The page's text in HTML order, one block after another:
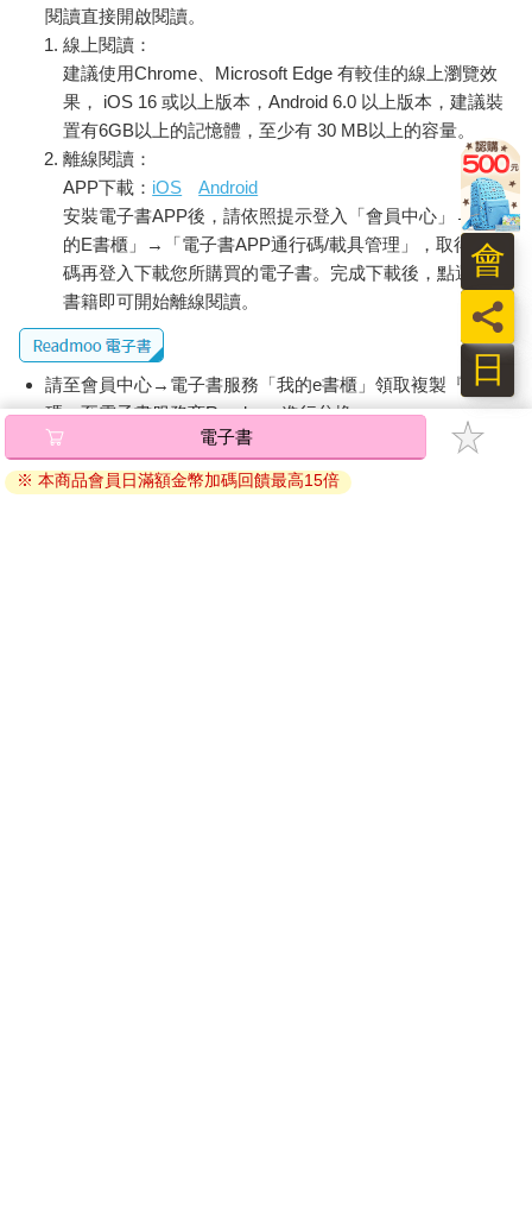
奇普．希思與丹．希思（Chip and Dan Heath）在他們精彩的著
作《改變，好容易》（Switch）中，以騎士與大象來比喻人類的
決策過程。騎士代表負責分析、資料導向與理性思考的大腦皮質
層；大象則象徵情感大腦（邊緣系統 *）。雖然騎士在大象背上，
能引導牠往期待的方向前進，但這種控制只能維持一段時間。實
際上，你無法逃避情緒的影響。
醫學博士塔拉．史瓦特（Tara Swart）指出，所有思緒在進入皮質
層進行理性分析前，都會先經過邊緣系統，並在其中受到情緒渲
染。兩者無法完全分離。由於大象擁有巨大的力量與體型，一旦
牠想奪回掌控權，騎士往往只能任其擺布。在競技運動業擁有數
十年經驗的心理學專家約翰．蘇利文（John Sullivan）博士，對
他的客戶強調：「情緒主宰著運動與人生。」如果你想改變行為
模式，就必須學會控制大象。該如何做到？希思兄弟將這個過程
稱為「打造你的道路」。打造適合的環境，就像是為大象鋪好前
進的道路。許多看似個人的問題，其實往往是情境問題。你需要
將大象引導至正確的方向上，激勵牠，並引導牠走向你期望的道
路，關鍵在於你必須去「看見」並「感覺」你想要的改變，光是
知道為什麼該這麼做是不夠的。你知道抽菸有害健康；你知道多
運動有助於減重；你知道少吃垃圾食物、少喝點酒能改善健康狀
閱讀直接開啟閱讀。
線上閱讀：
建議使用Chrome、Microsoft Edge 有較佳的線上瀏覽效
果， iOS 16 或以上版本，Android 6.0 以上版本，建議裝
置有6GB以上的記憶體，至少有 30 MB以上的容量。
離線閱讀：
APP下載： iOS
Android
安裝電子書APP後，請依照提示登入「會員中心」→「我
的E書櫃」→「電子書APP通行碼/載具管理」，取得通行
碼再登入下載您所購買的電子書。完成下載後，點選任一
書籍即可開始離線閱讀。
請至會員中心→電子書服務「我的e書櫃」領取複製『兌換
碼』至電子書服務商Readmoo進行兌換。
退換貨須知：
因版權保護，您在金石堂所購買的電子書僅能以金石堂專屬
日
員
會